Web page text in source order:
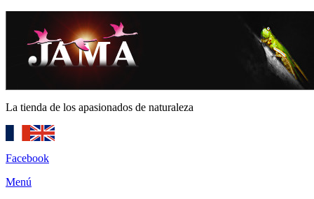
La tienda de los apasionados de naturaleza
Facebook
Menú